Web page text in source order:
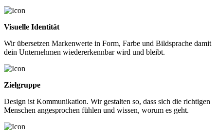
Visuelle Identität
Wir übersetzen Markenwerte in Form, Farbe und Bildsprache damit
dein Unternehmen wiedererkennbar wird und bleibt.
Zielgruppe
Design ist Kommunikation. Wir gestalten so, dass sich die richtigen
Menschen angesprochen fühlen und wissen, worum es geht.